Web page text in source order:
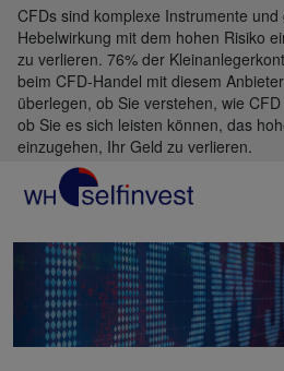
CFDs sind komplexe Instrumente
Hebelwirkung mit dem hohen Risiko
zu verlieren. 76% der
beim CFD-Handel mit diesem
überlegen, ob Sie verstehen, wie
ob Sie es sich leisten können, das
einzugehen, Ihr Geld zu verlieren.